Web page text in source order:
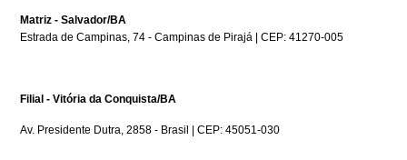
Matriz - Salvador/BA
Estrada de Campinas, 74 - Campinas de Pirajá | CEP: 41270-005
Filial - Vitória da Conquista/BA
Av. Presidente Dutra, 2858 - Brasil | CEP: 45051-030